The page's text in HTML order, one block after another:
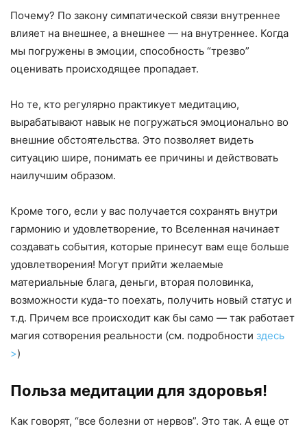
Почему? По закону симпатической связи внутреннее
влияет на внешнее, а внешнее — на внутреннее. Когда
мы погружены в эмоции, способность “трезво”
оценивать происходящее пропадает.
Но те, кто регулярно практикует медитацию,
вырабатывают навык не погружаться эмоционально во
внешние обстоятельства. Это позволяет видеть
ситуацию шире, понимать ее причины и действовать
наилучшим образом.
Кроме того, если у вас получается сохранять внутри
гармонию и удовлетворение, то Вселенная начинает
создавать события, которые принесут вам еще больше
удовлетворения! Могут прийти желаемые
материальные блага, деньги, вторая половинка,
возможности куда-то поехать, получить новый статус и
т.д. Причем все происходит как бы само — так работает
магия сотворения реальности (см. подробности здесь
>)
Польза медитации для здоровья!
Как говорят, “все болезни от нервов”. Это так. А еще от